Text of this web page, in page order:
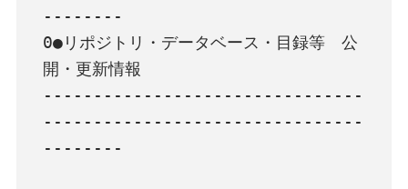
--------
0●リポジトリ・データベース・目録等　公
開・更新情報
--------------------------------
--------------------------------
--------